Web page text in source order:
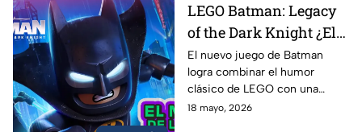
cómo Alternia busca redefinir
el entretenimiento para las
nuevas generaciones
LEGO Batman: Legacy
of the Dark Knight ¿El
mejor de la franqucia? |
AZE REVIEW
El nuevo juego de Batman
logra combinar el humor
clásico de LEGO con una
aventura llena de acción,
18 mayo, 2026